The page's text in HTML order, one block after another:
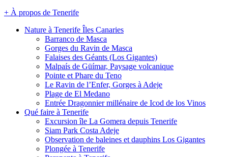
+ À propos de Tenerife
Nature à Tenerife Îles Canaries
Barranco de Masca
Gorges du Ravin de Masca
Falaises des Géants (Los Gigantes)
Malpaís de Güímar, Paysage volcanique
Pointe et Phare du Teno
Le Ravin de l’Enfer, Gorges à Adeje
Plage de El Medano
Entrée Dragonnier millénaire de Icod de los Vinos
Qué faire à Tenerife
Excursion île La Gomera depuis Tenerife
Siam Park Costa Adeje
Observation de baleines et dauphins Los Gigantes
Plongée à Tenerife